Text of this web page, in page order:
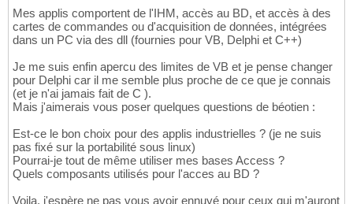
Mes applis comportent de l'IHM, accès au BD, et accès à des
cartes de commandes ou d'acquisition de données, intégrées
dans un PC via des dll (fournies pour VB, Delphi et C++)
Je me suis enfin apercu des limites de VB et je pense changer
pour Delphi car il me semble plus proche de ce que je connais
(et je n'ai jamais fait de C ).
Mais j'aimerais vous poser quelques questions de béotien :
Est-ce le bon choix pour des applis industrielles ? (je ne suis
pas fixé sur la portabilité sous linux)
Pourrai-je tout de même utiliser mes bases Access ?
Quels composants utilisés pour l'acces au BD ?
Voila, j'espère ne pas vous avoir ennuyé pour ceux qui m'auront